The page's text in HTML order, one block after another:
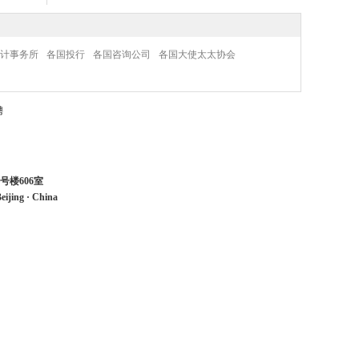
事务所 各国投行 各国咨询公司
各国大使太太协会
楼606室
· China